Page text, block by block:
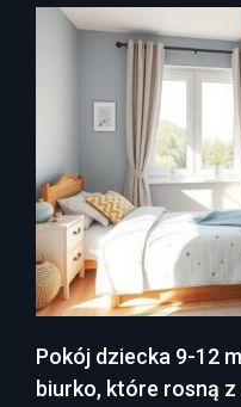
Pokój dziecka 9-12
biurko, które rosną